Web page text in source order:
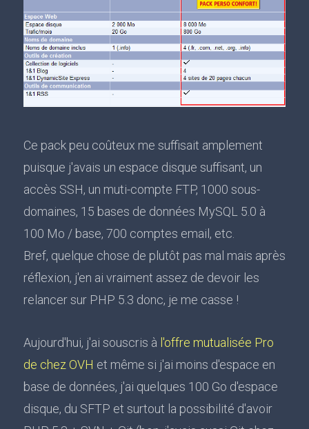
Ce pack peu coûteux me suffisait amplement
puisque j'avais un espace disque suffisant, un
accès SSH, un muti-compte FTP, 1000 sous-
domaines, 15 bases de données MySQL 5.0 à
100 Mo / base, 700 comptes email, etc.
Bref, quelque chose de plutôt pas mal mais après
réflexion, j'en ai vraiment assez de devoir les
relancer sur PHP 5.3 donc, je me casse !
Aujourd'hui, j'ai souscris à l'offre mutualisée Pro
de chez OVH et même si j'ai moins d'espace en
base de données, j'ai quelques 100 Go d'espace
disque, du SFTP et surtout la possibilité d'avoir